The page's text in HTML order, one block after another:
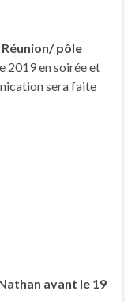
pôle
2019 en soirée et
sera faite
avant le 19